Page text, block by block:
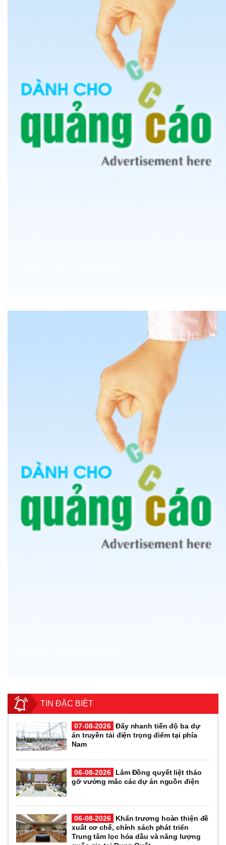
TIN ĐẶC BIỆT
07-08-2026 Đẩy nhanh tiến độ ba dự
án truyền tải điện trọng điểm tại phía
Nam
06-08-2026
Lâm Đồng quyết liệt tháo
gỡ vướng mắc các dự án nguồn điện
06-08-2026
Khẩn trương hoàn thiện đề
xuất cơ chế, chính sách phát triển
Trung tâm lọc hóa dầu và năng lượng